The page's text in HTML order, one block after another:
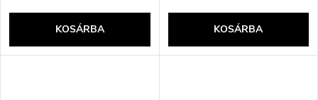
KOSÁRBA KOSÁRBA